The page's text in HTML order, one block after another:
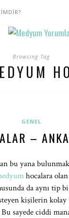
Browsing Tag
GENEL
–
bu yana
hocalara
da aynı tip
kişilerin kolay
sayede ciddi